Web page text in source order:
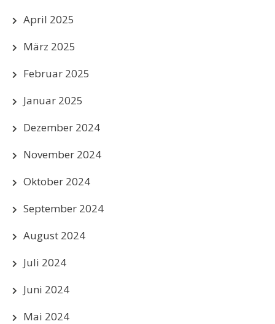
April 2025
März 2025
Februar 2025
Januar 2025
Dezember 2024
November 2024
Oktober 2024
September 2024
August 2024
Juli 2024
Juni 2024
Mai 2024